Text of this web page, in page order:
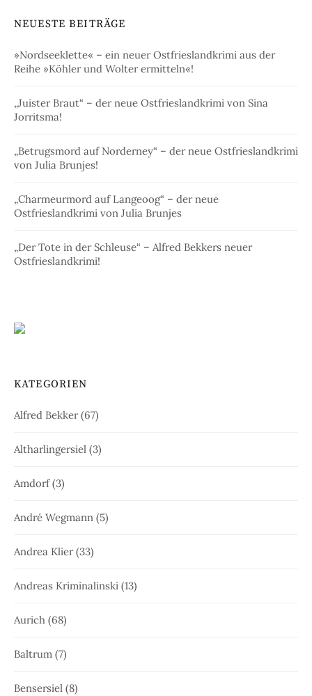
NEUESTE BEITRÄGE
»Nordseeklette« – ein neuer Ostfrieslandkrimi aus der
Reihe »Köhler und Wolter ermitteln«!
„Juister Braut“ – der neue Ostfrieslandkrimi von Sina
Jorritsma!
„Betrugsmord auf Norderney“ – der neue Ostfrieslandkrimi
von Julia Brunjes!
„Charmeurmord auf Langeoog“ – der neue
Ostfrieslandkrimi von Julia Brunjes
„Der Tote in der Schleuse“ – Alfred Bekkers neuer
Ostfrieslandkrimi!
KATEGORIEN
Alfred Bekker(67)
Altharlingersiel (3)
Amdorf(3)
André Wegmann (5)
Andrea Klier(33)
Andreas Kriminalinski (13)
Aurich (68)
Baltrum (7)
Bensersiel (8)